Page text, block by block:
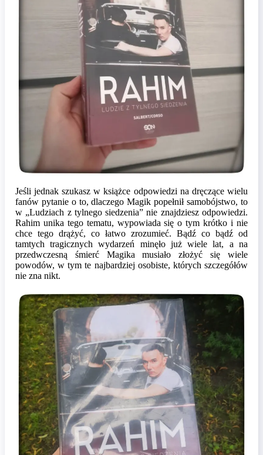
Jeśli jednak szukasz w książce odpowiedzi na dręczące wielu
fanów pytanie o to, dlaczego Magik popełnił samobójstwo, to
w „Ludziach z tylnego siedzenia” nie znajdziesz odpowiedzi.
Rahim unika tego tematu, wypowiada się o tym krótko i nie
chce tego drążyć, co łatwo zrozumieć. Bądź co bądź od
tamtych tragicznych wydarzeń minęło już wiele lat, a na
przedwczesną śmierć Magika musiało złożyć się wiele
powodów, w tym te najbardziej osobiste, których szczegółów
nie zna nikt.